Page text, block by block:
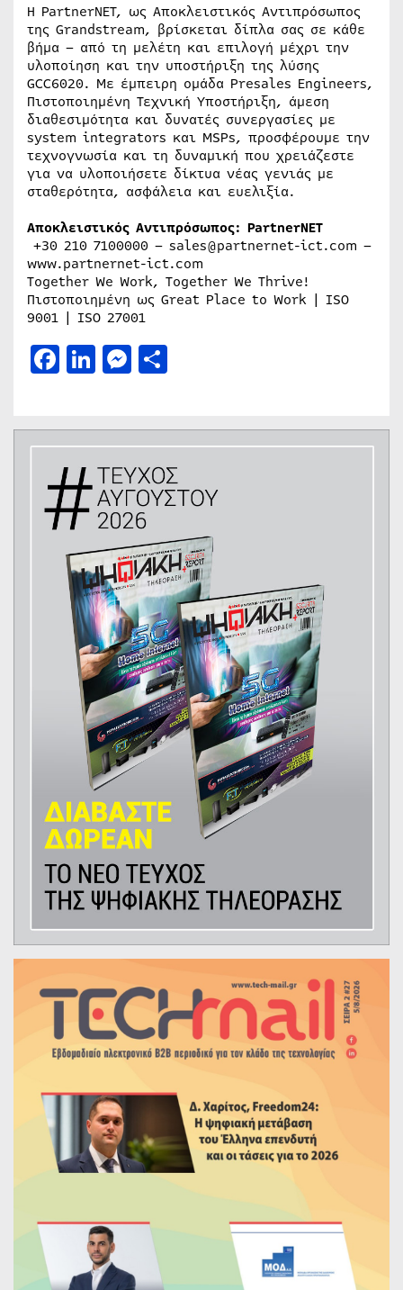
Η PartnerNET, ως Αποκλειστικός Αντιπρόσωπος
της Grandstream, βρίσκεται δίπλα σας σε κάθε
βήμα – από τη μελέτη και επιλογή μέχρι την
υλοποίηση και την υποστήριξη της λύσης
GCC6020. Με έμπειρη ομάδα Presales Engineers,
Πιστοποιημένη Τεχνική Υποστήριξη, άμεση
διαθεσιμότητα και δυνατές συνεργασίες με
system integrators και MSPs, προσφέρουμε την
τεχνογνωσία και τη δυναμική που χρειάζεστε
για να υλοποιήσετε δίκτυα νέας γενιάς με
σταθερότητα, ασφάλεια και ευελιξία.
Αποκλειστικός Αντιπρόσωπος: PartnerNET
+30 210 7100000 – sales@partnernet-ict.com –
www.partnernet-ict.com
Together We Work, Together We Thrive!
Πιστοποιημένη ως Great Place to Work | ISO
9001 | ISO 27001
Facebook
LinkedIn
Messenger